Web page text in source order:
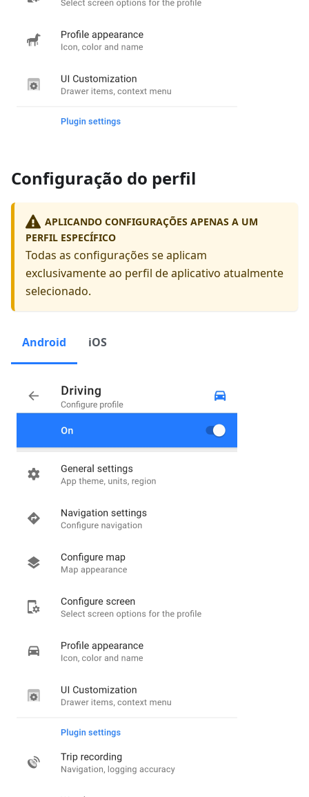
Configuração do perfil
APLICANDO CONFIGURAÇÕES APENAS A UM
PERFIL ESPECÍFICO
Todas as configurações se aplicam
exclusivamente ao perfil de aplicativo atualmente
selecionado.
Android iOS